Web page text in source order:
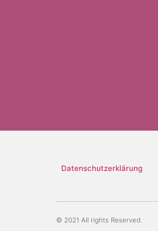
Datenschutzerklärung
© 2021 All rights Reserved.